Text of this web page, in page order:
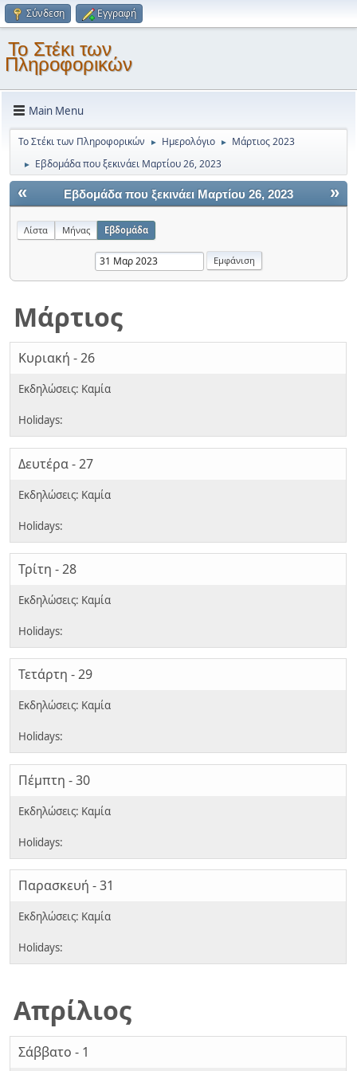
Σύνδεση Εγγραφή
Το Στέκι των
Πληροφορικών
Main Menu
Το Στέκι των Πληροφορικών ► Ημερολόγιο ► Μάρτιος 2023
► Εβδομάδα που ξεκινάει Μαρτίου 26, 2023
« »
Εβδομάδα που ξεκινάει Μαρτίου 26, 2023
Λίστα Μήνας Εβδομάδα
Μάρτιος
Κυριακή - 26
Δευτέρα - 27
Τρίτη - 28
Τετάρτη - 29
Πέμπτη - 30
Παρασκευή - 31
Απρίλιος
Σάββατο - 1